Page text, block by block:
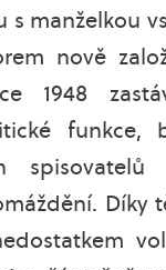
manželkou
nově
1948
funkce,
Díky